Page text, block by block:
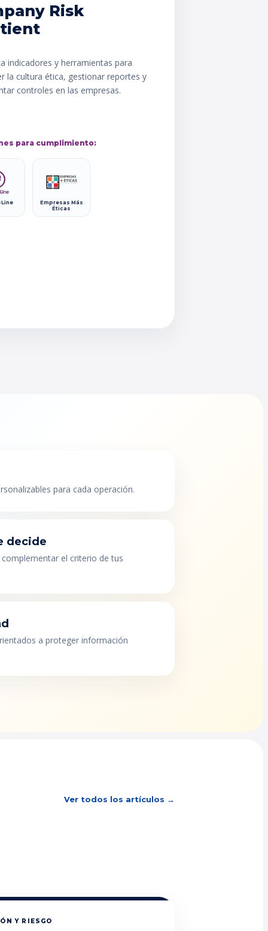
Risk
indicadores y herramientas para
la cultura ética, gestionar reportes y
controles en las empresas.
para cumplimiento:
Empresas Más
Éticas
para cada operación.
decide
el criterio de tus
a proteger información
Ver todos los artículos →
Y RIESGO